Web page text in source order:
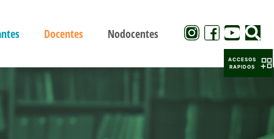
Docentes Nodocentes
ACCESOS
RAPIDOS